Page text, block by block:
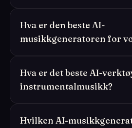
Hva er den beste AI-
musikkgeneratoren for
Hva er det beste AI-
instrumentalmusikk?
Hvilken AI-